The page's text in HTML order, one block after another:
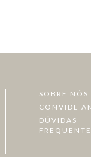
SOBRE NÓS
CONVIDE
DÚVIDAS